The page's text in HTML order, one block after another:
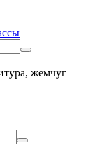
жемчуг